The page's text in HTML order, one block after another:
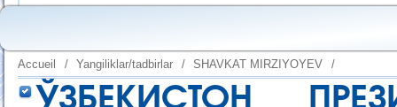
Accueil / Yangiliklar/tadbirlar / SHAVKAT MIRZIYOYEV /
ЎЗБЕКИСТОН